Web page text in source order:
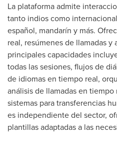
La plataforma admite
tanto indios como
español, mandarín y más.
real, resúmenes de llamadas
principales capacidades
todas las sesiones, flujos de
de idiomas en tiempo real,
análisis de llamadas en
sistemas para transferencias
es independiente del sector,
plantillas adaptadas a las